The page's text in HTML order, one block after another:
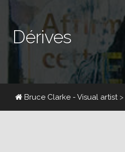
Dérives
Bruce Clarke - Visual artist>